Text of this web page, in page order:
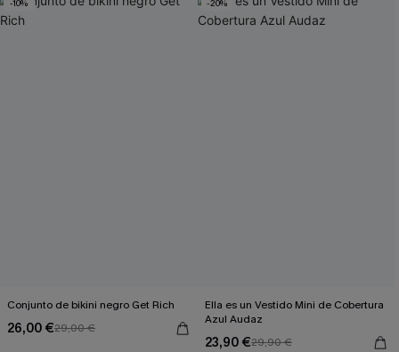
-10%
Conjunto de bikini negro Get Rich
26,00 €29,00 €
-20%
Ella es un Vestido Mini de Cobertura
Azul Audaz
23,90 €29,90 €